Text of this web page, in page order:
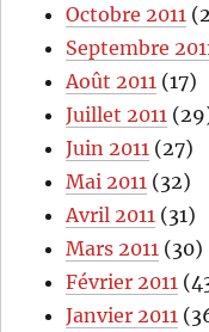
Octobre 2011
Septembre
Août 2011 (17)
Juillet 2011
Juin 2011 (27)
Mai 2011 (32)
Avril 2011 (31)
Mars 2011 (30)
Février 2011
Janvier 2011